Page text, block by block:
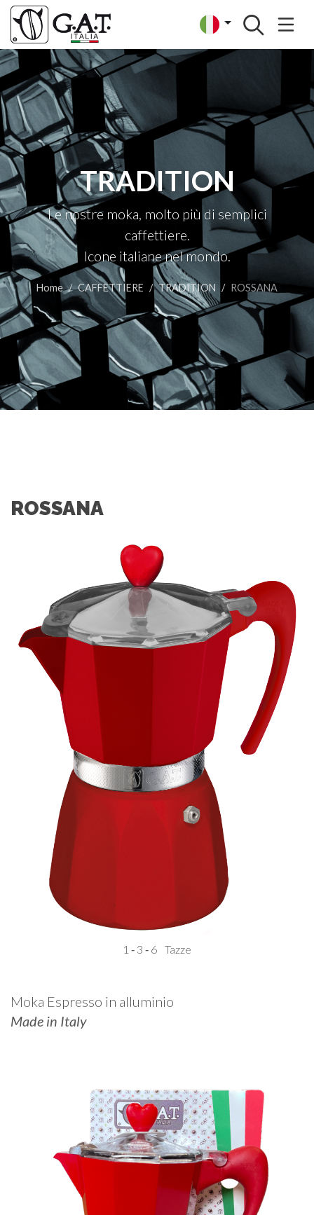
TRADITION
Le nostre moka, molto più di semplici
caffettiere.
Icone italiane nel mondo.
Home CAFFETTIERE TRADITION ROSSANA
ROSSANA
1 ‐ 3 ‐ 6 Tazze
Moka Espresso in alluminio
Made in Italy